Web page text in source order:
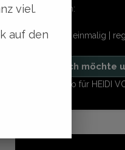
so einfach:
freiwillig | einmalig |
♡ Ja, ich
Ab 1,- Euro für HEIDI
viel.
auf den